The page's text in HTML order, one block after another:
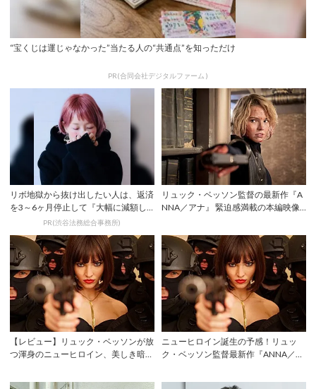
“宝くじは運じゃなかった”当たる人の“共通点”を知っただけ
PR(合同会社デジタルファーム )
リボ地獄から抜け出したい人は、返済
を3～6ヶ月停止して『大幅に減額し
てから返済す...PR(渋谷法務総合事務所)
リュック・ベッソン監督の最新作『A
NNA／アナ』 緊迫感満載の本編映像
【レビュー】リュック・ベッソンが放
つ渾身のニューヒロイン、美しき暗殺
ニューヒロイン誕生の予感！リュッ
ク・ベッソン監督最新作『ANNA／ア